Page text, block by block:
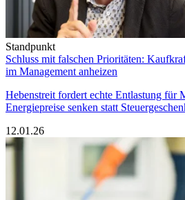
Standpunkt
Schluss mit falschen Prioritäten:
im Management anheizen
Hebenstreit fordert echte Entlastung für
Energiepreise senken statt
12.01.26